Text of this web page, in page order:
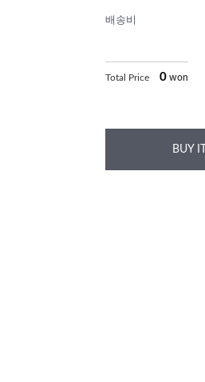
배송비
Total Price 0 won
BUY